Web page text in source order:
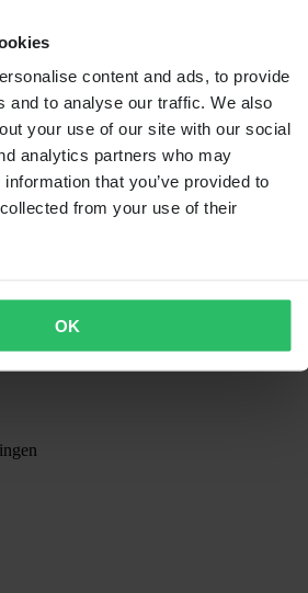
content and ads, to provide
and to analyse our traffic. We also
your use of our site with our social
analytics partners who may
that you’ve provided to
from your use of their
OK
738
1621-1 Level 2
fabrikant
1654824-12-S
230
265